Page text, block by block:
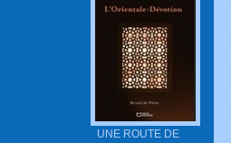
UNE ROUTE DE